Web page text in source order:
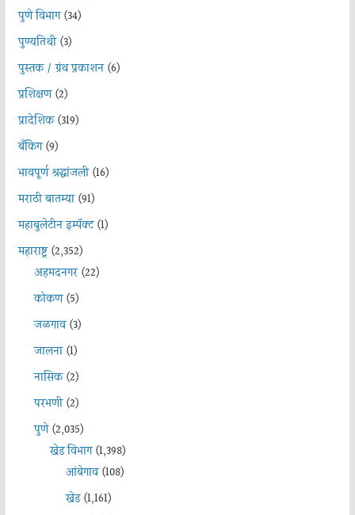
पुणे विभाग(34)
पुण्यतिथी(3)
पुस्तक / ग्रंथ प्रकाशन(6)
प्रशिक्षण(2)
प्रादेशिक(319)
बँकिंग(9)
भावपूर्ण श्रद्धांजली(16)
मराठी बातम्या(91)
महाबुलेटीन इम्पॅक्ट(1)
महाराष्ट्र(2,352)
अहमदनगर(22)
कोकण(5)
जळगाव(3)
जालना(1)
नासिक(2)
परभणी(2)
पुणे(2,035)
खेड विभाग(1,398)
आंबेगाव(108)
खेड(1,161)